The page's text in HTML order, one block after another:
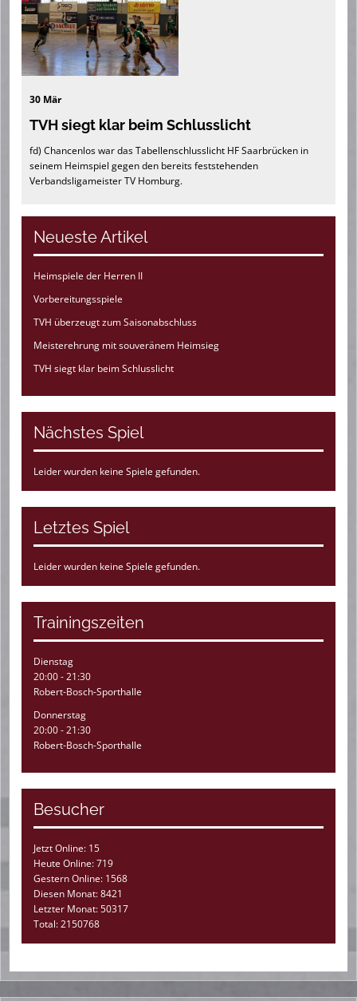
30 Mär
TVH siegt klar beim Schlusslicht
fd) Chancenlos war das Tabellenschlusslicht HF Saarbrücken in
seinem Heimspiel gegen den bereits feststehenden
Verbandsligameister TV Homburg.
Neueste Artikel
Heimspiele der Herren II
Vorbereitungsspiele
TVH überzeugt zum Saisonabschluss
Meisterehrung mit souveränem Heimsieg
TVH siegt klar beim Schlusslicht
Nächstes Spiel
Leider wurden keine Spiele gefunden.
Letztes Spiel
Leider wurden keine Spiele gefunden.
Trainingszeiten
Dienstag
20:00 - 21:30
Robert-Bosch-Sporthalle
Donnerstag
20:00 - 21:30
Robert-Bosch-Sporthalle
Besucher
Jetzt Online: 15
Heute Online: 719
Gestern Online: 1568
Diesen Monat: 8421
Letzter Monat: 50317
Total: 2150768